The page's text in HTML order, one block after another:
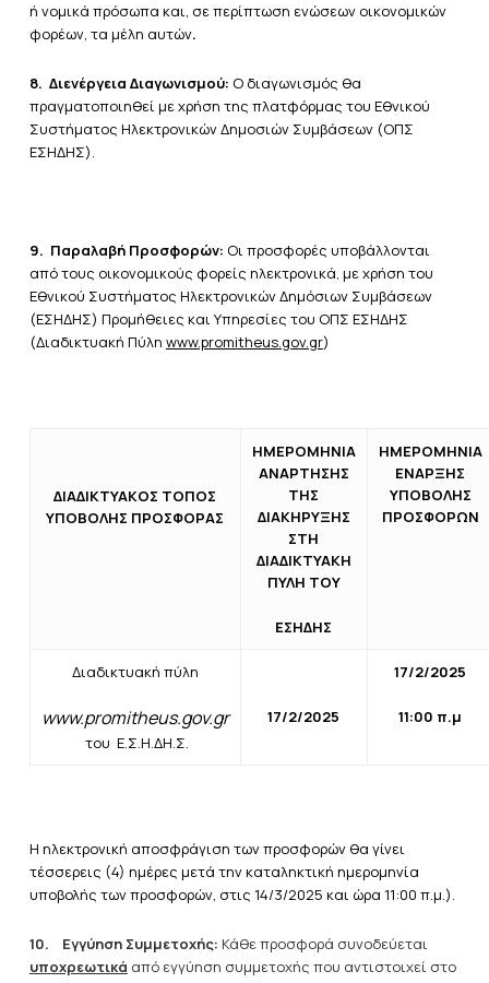
ή νομικά πρόσωπα και, σε περίπτωση ενώσεων οικονομικών
φορέων, τα μέλη αυτών.
8. Διενέργεια Διαγωνισμού: Ο διαγωνισμός θα
πραγματοποιηθεί με χρήση της πλατφόρμας του Εθνικού
Συστήματος Ηλεκτρονικών Δημοσιών Συμβάσεων (ΟΠΣ
ΕΣΗΔΗΣ).
9. Παραλαβή Προσφορών: Οι προσφορές υποβάλλονται
από τους οικονομικούς φορείς ηλεκτρονικά, με χρήση του
Εθνικού Συστήματος Ηλεκτρονικών Δημόσιων Συμβάσεων
(ΕΣΗΔΗΣ) Προμήθειες και Υπηρεσίες του ΟΠΣ ΕΣΗΔΗΣ
(Διαδικτυακή Πύλη www.promitheus.gov.gr)
ΔΙΑΔΙΚΤΥΑΚΟΣ ΤΟΠΟΣ
ΥΠΟΒΟΛΗΣ ΠΡΟΣΦΟΡΑΣ
ΗΜΕΡΟΜΗΝΙΑ
ΑΝΑΡΤΗΣΗΣ
ΤΗΣ
ΔΙΑΚΗΡΥΞΗΣ
ΣΤΗ
ΔΙΑΔΙΚΤΥΑΚΗ
ΠΥΛΗ ΤΟΥ
ΕΣΗΔΗΣ
ΗΜΕΡΟΜΗΝΙΑ
ΕΝΑΡΞΗΣ
ΥΠΟΒΟΛΗΣ
ΠΡΟΣΦΟΡΩΝ
Διαδικτυακή πύλη
www.promitheus.gov.gr
του Ε.Σ.Η.ΔΗ.Σ.
17/2/2025
17/2/2025
11:00 π.μ
Η ηλεκτρονική αποσφράγιση των προσφορών θα γίνει
τέσσερεις (4) ημέρες μετά την καταληκτική ημερομηνία
υποβολής των προσφορών, στις 14/3/2025 και ώρα 11:00 π.μ.).
10. Εγγύηση Συμμετοχής: Κάθε προσφορά συνοδεύεται
υποχρεωτικά από εγγύηση συμμετοχής που αντιστοιχεί στο